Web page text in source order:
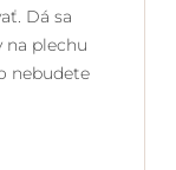
Dá sa
na plechu
nebudete